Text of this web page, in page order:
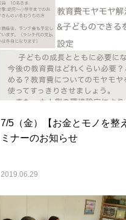
7/5（金）【お金とモノを整
ミナーのお知らせ
2019.06.29